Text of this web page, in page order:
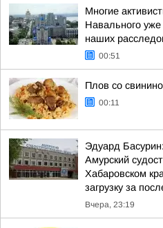
Многие
Навального
наших
00:51
Плов со
00:11
Эдуард
Амурский
Хабаровском
загрузку за
Вчера, 23:19